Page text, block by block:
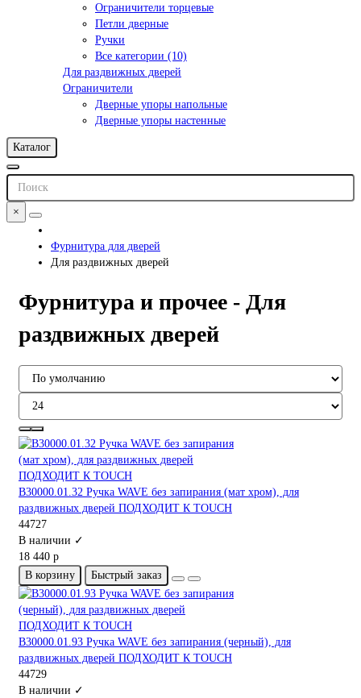
Ограничители торцевые
Петли дверные
Ручки
Все категории (10)
Для раздвижных дверей
Ограничители
Дверные упоры напольные
Дверные упоры настенные
Каталог
×
Фурнитура для дверей
Для раздвижных дверей
Фурнитура и прочее - Для
раздвижных дверей
B30000.01.32 Ручка WAVE без запирания (мат хром), для
раздвижных дверей ПОДХОДИТ К TOUCH
44727
В наличии ✓
18 440 р
В корзину
Быстрый заказ
B30000.01.93 Ручка WAVE без запирания (черный), для
раздвижных дверей ПОДХОДИТ К TOUCH
44729
В наличии ✓